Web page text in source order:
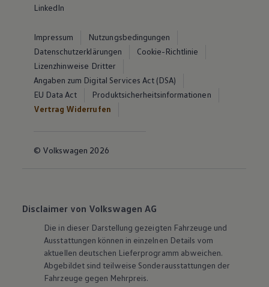
LinkedIn
Impressum
Nutzungsbedingungen
Datenschutzerklärungen
Cookie-Richtlinie
Lizenzhinweise Dritter
Angaben zum Digital Services Act (DSA)
EU Data Act
Produktsicherheitsinformationen
Vertrag Widerrufen
© Volkswagen 2026
Disclaimer von Volkswagen AG
Die in dieser Darstellung gezeigten Fahrzeuge und
Ausstattungen können in einzelnen Details vom
aktuellen deutschen Lieferprogramm abweichen.
Abgebildet sind teilweise Sonderausstattungen der
Fahrzeuge gegen Mehrpreis.